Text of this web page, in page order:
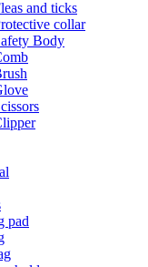
and ticks
collar
Body
pad